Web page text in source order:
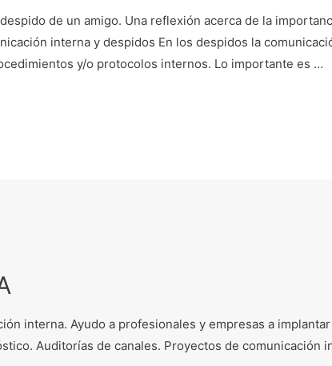
de un amigo. Una reflexión acerca de la
interna y despidos En los despidos la
y/o protocolos internos. Lo importante es …
interna. Ayudo a profesionales y empresas a
Auditorías de canales. Proyectos de comunicación